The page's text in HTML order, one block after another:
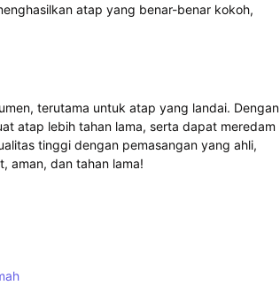
atap yang benar-benar kokoh,
terutama untuk atap yang landai. Dengan
atap lebih tahan lama, serta dapat meredam
tinggi dengan pemasangan yang ahli,
aman, dan tahan lama!